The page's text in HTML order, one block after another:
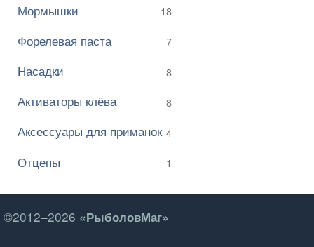
Мормышки 18
Форелевая паста 7
Насадки 8
Активаторы клёва 8
Аксессуары для приманок 4
Отцепы 1
©2012–2026 «РыболовМаг»